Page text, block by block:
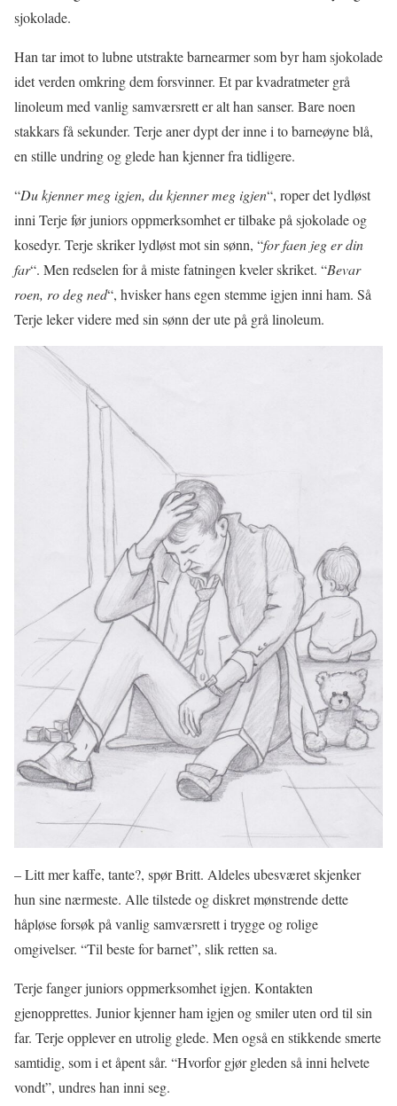
sjokolade.
Han tar imot to lubne utstrakte barnearmer som byr ham sjokolade
idet verden omkring dem forsvinner. Et par kvadratmeter grå
linoleum med vanlig samværsrett er alt han sanser. Bare noen
stakkars få sekunder. Terje aner dypt der inne i to barneøyne blå,
en stille undring og glede han kjenner fra tidligere.
“Du kjenner meg igjen, du kjenner meg igjen“, roper det lydløst
inni Terje før juniors oppmerksomhet er tilbake på sjokolade og
kosedyr. Terje skriker lydløst mot sin sønn, “for faen jeg er din
far“. Men redselen for å miste fatningen kveler skriket. “Bevar
roen, ro deg ned“, hvisker hans egen stemme igjen inni ham. Så
Terje leker videre med sin sønn der ute på grå linoleum.
– Litt mer kaffe, tante?, spør Britt. Aldeles ubesværet skjenker
hun sine nærmeste. Alle tilstede og diskret mønstrende dette
håpløse forsøk på vanlig samværsrett i trygge og rolige
omgivelser. “Til beste for barnet”, slik retten sa.
Terje fanger juniors oppmerksomhet igjen. Kontakten
gjenopprettes. Junior kjenner ham igjen og smiler uten ord til sin
far. Terje opplever en utrolig glede. Men også en stikkende smerte
samtidig, som i et åpent sår. “Hvorfor gjør gleden så inni helvete
vondt”, undres han inni seg.